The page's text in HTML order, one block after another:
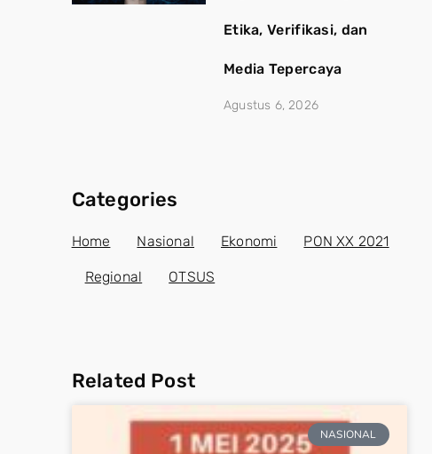
Etika, Verifikasi, dan
Media Tepercaya
Agustus 6, 2026
Categories
Home Nasional Ekonomi PON XX 2021
Regional OTSUS
Related Post
NASIONAL